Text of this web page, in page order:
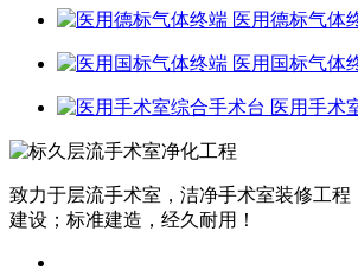
医用德标气体
医用国标气体
医用手术
致力于层流手术室，洁净手术室装修工程
建设；标准建造，经久耐用！